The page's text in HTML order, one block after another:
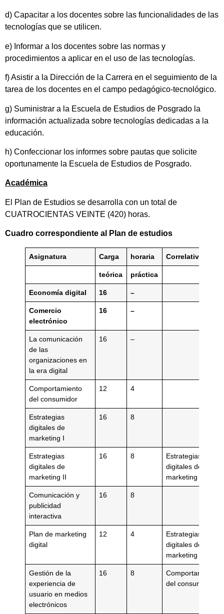
d) Capacitar a los docentes sobre las funcionalidades de las
tecnologías que se utilicen.
e) Informar a los docentes sobre las normas y
procedimientos a aplicar en el uso de las tecnologías.
f) Asistir a la Dirección de la Carrera en el seguimiento de la
tarea de los docentes en el campo pedagógico-tecnológico.
g) Suministrar a la Escuela de Estudios de Posgrado la
información actualizada sobre tecnologías dedicadas a la
educación.
h) Confeccionar los informes sobre pautas que solicite
oportunamente la Escuela de Estudios de Posgrado.
Académica
El Plan de Estudios se desarrolla con un total de
CUATROCIENTAS VEINTE (420) horas.
Cuadro correspondiente al Plan de estudios
Asignatura Carga horaria Correlatividades
teórica práctica
Economía digital 16 –
Comercio
electrónico
16 –
La comunicación
de las
organizaciones en
la era digital
16 –
Comportamiento
del consumidor
12 4
Estrategias
digitales de
marketing I
16 8
Estrategias
digitales de
marketing II
16 8
Estrategias
digitales de
marketing I
Comunicación y
publicidad
interactiva
16 8
Plan de marketing
digital
12 4
Estrategias
digitales de
marketing I
Gestión de la
experiencia de
usuario en medios
electrónicos
16 8
Comportamiento
del consumidor